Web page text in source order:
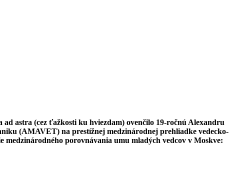
astra (cez ťažkosti ku hviezdam) ovenčilo 19-ročnú Alexandru
(AMAVET) na prestížnej medzinárodnej prehliadke vedecko-
porovnávania umu mladých vedcov v Moskve: